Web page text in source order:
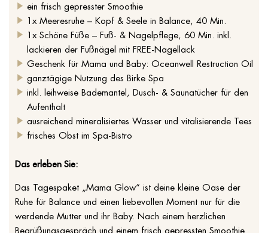
ein frisch gepresster Smoothie
1x Meeresruhe – Kopf & Seele in Balance, 40 Min.
1x Schöne Füße – Fuß- & Nagelpflege, 60 Min. inkl.
lackieren der Fußnägel mit FREE-Nagellack
Geschenk für Mama und Baby: Oceanwell Restruction Oil
ganztägige Nutzung des Birke Spa
inkl. leihweise Bademantel, Dusch- & Saunatücher für den
Aufenthalt
ausreichend mineralisiertes Wasser und vitalisierende Tees
frisches Obst im Spa-Bistro
Das erleben Sie:
Das Tagespaket „Mama Glow“ ist deine kleine Oase der
Ruhe für Balance und einen liebevollen Moment nur für die
werdende Mutter und ihr Baby. Nach einem herzlichen
Begrüßungsgespräch und einem frisch gepressten Smoothie